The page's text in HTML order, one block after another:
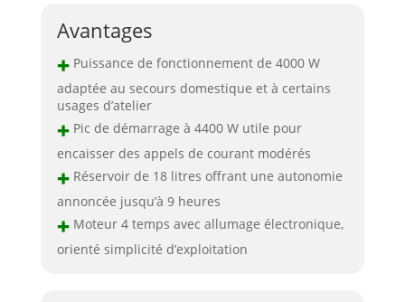
Avantages
+Puissance de fonctionnement de 4000 W
adaptée au secours domestique et à certains
usages d’atelier
+Pic de démarrage à 4400 W utile pour
encaisser des appels de courant modérés
+Réservoir de 18 litres offrant une autonomie
annoncée jusqu’à 9 heures
+Moteur 4 temps avec allumage électronique,
orienté simplicité d’exploitation